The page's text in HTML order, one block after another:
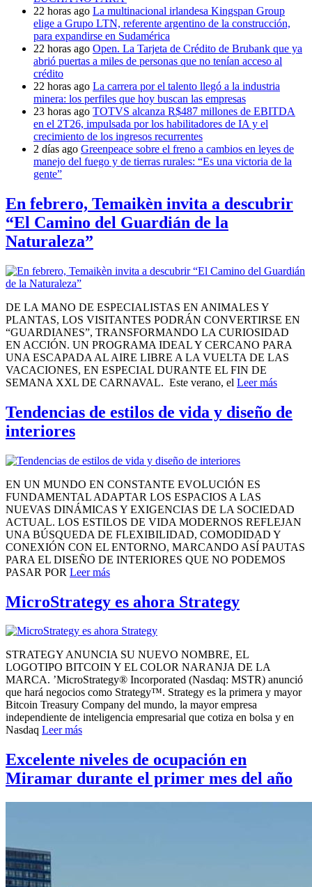
22 horas ago La multinacional irlandesa Kingspan Group
elige a Grupo LTN, referente argentino de la construcción,
para expandirse en Sudamérica
22 horas ago Open. La Tarjeta de Crédito de Brubank que ya
abrió puertas a miles de personas que no tenían acceso al
crédito
22 horas ago La carrera por el talento llegó a la industria
minera: los perfiles que hoy buscan las empresas
23 horas ago TOTVS alcanza R$487 millones de EBITDA
en el 2T26, impulsada por los habilitadores de IA y el
crecimiento de los ingresos recurrentes
2 días ago Greenpeace sobre el freno a cambios en leyes de
manejo del fuego y de tierras rurales: “Es una victoria de la
gente”
En febrero, Temaikèn invita a descubrir
“El Camino del Guardián de la
Naturaleza”
DE LA MANO DE ESPECIALISTAS EN ANIMALES Y
PLANTAS, LOS VISITANTES PODRÁN CONVERTIRSE EN
“GUARDIANES”, TRANSFORMANDO LA CURIOSIDAD
EN ACCIÓN. UN PROGRAMA IDEAL Y CERCANO PARA
UNA ESCAPADA AL AIRE LIBRE A LA VUELTA DE LAS
VACACIONES, EN ESPECIAL DURANTE EL FIN DE
SEMANA XXL DE CARNAVAL. Este verano, el Leer más
Tendencias de estilos de vida y diseño de
interiores
EN UN MUNDO EN CONSTANTE EVOLUCIÓN ES
FUNDAMENTAL ADAPTAR LOS ESPACIOS A LAS
NUEVAS DINÁMICAS Y EXIGENCIAS DE LA SOCIEDAD
ACTUAL. LOS ESTILOS DE VIDA MODERNOS REFLEJAN
UNA BÚSQUEDA DE FLEXIBILIDAD, COMODIDAD Y
CONEXIÓN CON EL ENTORNO, MARCANDO ASÍ PAUTAS
PARA EL DISEÑO DE INTERIORES QUE NO PODEMOS
PASAR POR Leer más
MicroStrategy es ahora Strategy
STRATEGY ANUNCIA SU NUEVO NOMBRE, EL
LOGOTIPO BITCOIN Y EL COLOR NARANJA DE LA
MARCA. ’MicroStrategy® Incorporated (Nasdaq: MSTR) anunció
que hará negocios como Strategy™. Strategy es la primera y mayor
Bitcoin Treasury Company del mundo, la mayor empresa
independiente de inteligencia empresarial que cotiza en bolsa y en
Nasdaq Leer más
Excelente niveles de ocupación en
Miramar durante el primer mes del año